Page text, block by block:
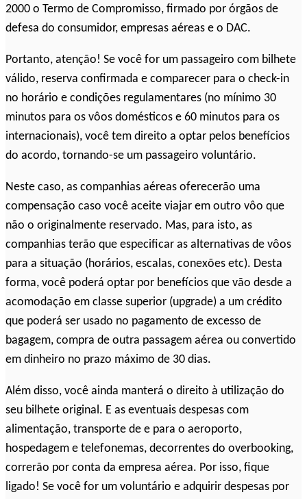
2000 o Termo de Compromisso, firmado por órgãos de
defesa do consumidor, empresas aéreas e o DAC.
Portanto, atenção! Se você for um passageiro com bilhete
válido, reserva confirmada e comparecer para o check-in
no horário e condições regulamentares (no mínimo 30
minutos para os vôos domésticos e 60 minutos para os
internacionais), você tem direito a optar pelos benefícios
do acordo, tornando-se um passageiro voluntário.
Neste caso, as companhias aéreas oferecerão uma
compensação caso você aceite viajar em outro vôo que
não o originalmente reservado. Mas, para isto, as
companhias terão que especificar as alternativas de vôos
para a situação (horários, escalas, conexões etc). Desta
forma, você poderá optar por benefícios que vão desde a
acomodação em classe superior (upgrade) a um crédito
que poderá ser usado no pagamento de excesso de
bagagem, compra de outra passagem aérea ou convertido
em dinheiro no prazo máximo de 30 dias.
Além disso, você ainda manterá o direito à utilização do
seu bilhete original. E as eventuais despesas com
alimentação, transporte de e para o aeroporto,
hospedagem e telefonemas, decorrentes do overbooking,
correrão por conta da empresa aérea. Por isso, fique
ligado! Se você for um voluntário e adquirir despesas por